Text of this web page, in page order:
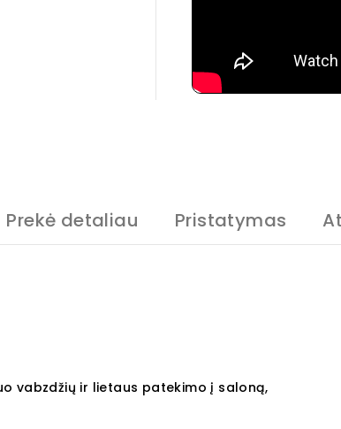
Prekė detaliau Pristatymas
vabzdžių ir lietaus patekimo į saloną,